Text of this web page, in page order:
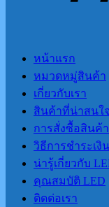
หน้าแรก
หมวดหมู่สินค้า
เกี่ยวกับเรา
สินค้าที่น่าสนใจ
การสั่งซื้อสินค้า
วิธีการชำระเงิน
น่ารู้เกี่ยวกับ
คุณสมบัติ LED
ติดต่อเรา